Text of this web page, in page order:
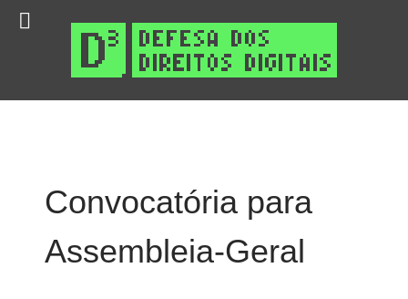
Convocatória para
Assembleia-Geral